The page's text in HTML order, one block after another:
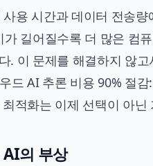
용 시간과 데이터 전송
길어질수록 더 많은 컴
. 이 문제를 해결하지 않고
드 AI 추론 비용 90% 절
적화는 이제 선택이 아닌
의 부상